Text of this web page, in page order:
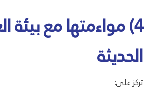
4) مواءمتها مع بيئة
الحديثة
تركز على: